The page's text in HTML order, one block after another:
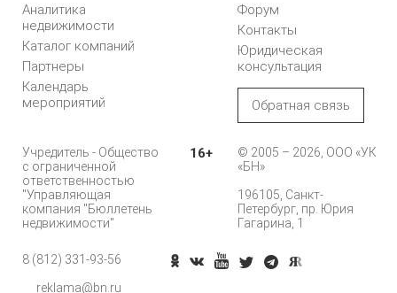
Аналитика
недвижимости
Каталог компаний
Партнеры
Календарь
мероприятий
Форум
Контакты
Юридическая
консультация
Обратная связь
Учредитель - Общество
с ограниченной
ответственностью
"Управляющая
компания "Бюллетень
недвижимости"
16+
© 2005 – 2026, ООО «УК
«БН»
196105, Санкт-
Петербург, пр. Юрия
Гагарина, 1
8 (812) 331-93-56
reklama@bn.ru